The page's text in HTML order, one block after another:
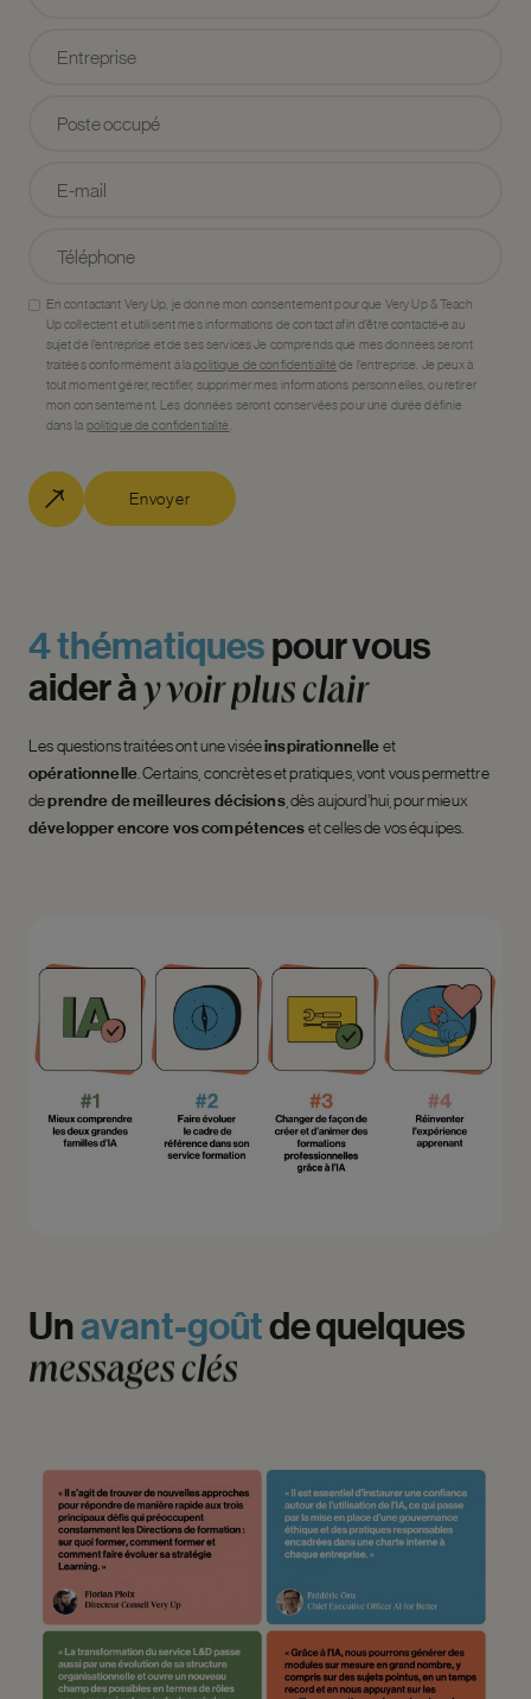
En contactant Very Up, je donne mon consentement pour que Very Up & Teach
Up collectent et utilisent mes informations de contact afin d’être contacté•e au
sujet de l’entreprise et de ses services Je comprends que mes données seront
traitées conformément à lapolitique de confidentialité de l’entreprise. Je peux à
tout moment gérer, rectifier, supprimer mes informations personnelles, ou retirer
mon consentement. Les données seront conservées pour une durée définie
dans la politique de confidentialité
Envoyer
4thématiquespourvous
aideràyvoirplusclair
Les questions traitées ont une viséeinspirationnelleet
opérationnelle. Certains, concrètes et pratiques, vont vous permettre
deprendre de meilleures décisions, dès aujourd’hui, pour mieux
développer encore vos compétenceset celles de vos équipes.
Unavant-goûtdequelques
messagesclés